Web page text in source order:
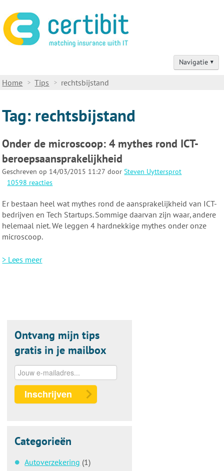
Navigatie
Home
Verzekeringsproducten
Schadegevallen
Contact
Over ons
Home Tips rechtsbijstand
Tag: rechtsbijstand
Onder de microscoop: 4 mythes rond ICT-
beroepsaansprakelijkheid
Geschreven op 14/03/2015 11:27 doorSteven Uyttersprot
10598 reacties
Er bestaan heel wat mythes rond de aansprakelijkheid van ICT-
bedrijven en Tech Startups. Sommige daarvan zijn waar, andere
helemaal niet. We leggen 4 hardnekkige mythes onder onze
microscoop.
> Lees meer
Ontvang mijn tips
gratis in je mailbox
Inschrijven
Categorieën
Autoverzekering (1)